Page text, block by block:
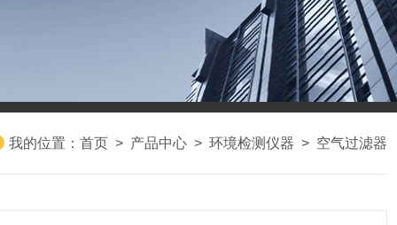
我的位置： 首页 > 产品中心 > 环境检测仪器 > 空气过滤器